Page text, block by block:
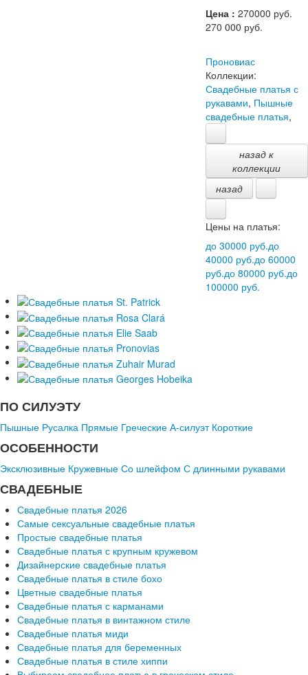
Цена : 270000 руб.
270 000 руб.
Проновиас
Коллекции:
Свадебные платья с
рукавами, Пышные
свадебные платья,
назад к
коллекции
назад
Цены на платья:
до 30000 руб.до
40000 руб.до 60000
руб.до 80000 руб.до
100000 руб.
ПО СИЛУЭТУ
Пышные Русалка Прямые Греческие А-силуэт Короткие
ОСОБЕННОСТИ
Эксклюзивные Кружевные Со шлейфом С длинными рукавами
СВАДЕБНЫЕ
Свадебные платья 2026
Самые сексуальные свадебные платья
Простые свадебные платья
Свадебные платья с крупным кружевом
Дизайнерские свадебные платья
Свадебные платья в стиле бохо
Цветные свадебные платья
Свадебные платья с карманами
Свадебные платья в винтажном стиле
Свадебные платья миди
Свадебные платья для беременных
Свадебные платья в стиле хиппи